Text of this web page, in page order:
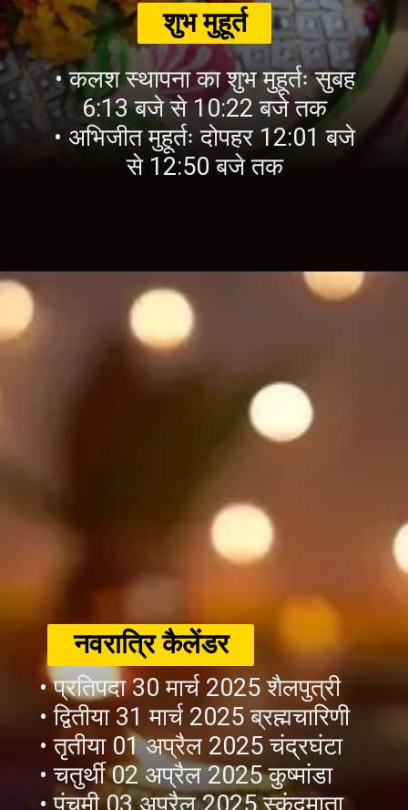
• कलश स्थापना का शुभ मुहूर्तः सुबह
6:13 बजे से 10:22 बजे तक
• अभिजीत मुहूर्तः दोपहर 12:01 बजे
से 12:50 बजे तक
शुभ मुहूर्त
• प्रतिपदा 30 मार्च 2025 शैलपुत्री
• द्वितीया 31 मार्च 2025 ब्रह्मचारिणी
• तृतीया 01 अप्रैल 2025 चंद्रघंटा
• चतुर्थी 02 अप्रैल 2025 कुष्मांडा
नवरात्रि कैलेंडर